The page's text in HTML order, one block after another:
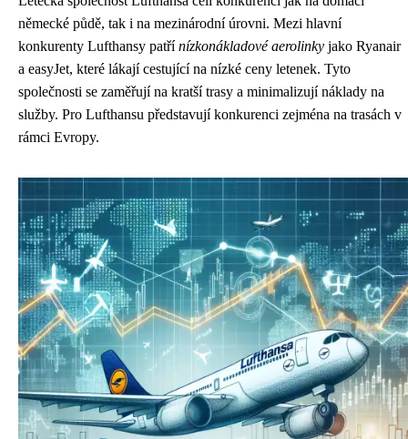
německé půdě, tak i na mezinárodní úrovni. Mezi hlavní
konkurenty Lufthansy patřínízkonákladové aerolinky jako Ryanair
a easyJet, které lákají cestující na nízké ceny letenek. Tyto
společnosti se zaměřují na kratší trasy a minimalizují náklady na
služby. Pro Lufthansu představují konkurenci zejména na trasách v
rámci Evropy.